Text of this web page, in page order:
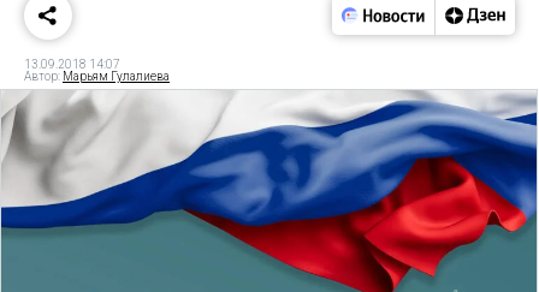
13.09.2018 14:07
Автор: Марьям Гулалиева